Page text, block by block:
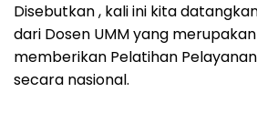
Disebutkan , kali ini kita
dari Dosen UMM yang
memberikan Pelatihan
secara nasional.